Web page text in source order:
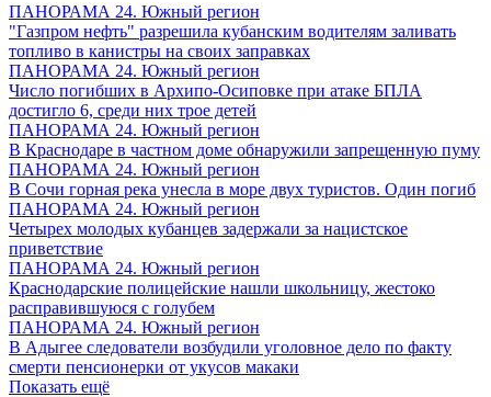
ПАНОРАМА 24. Южный регион
"Газпром нефть" разрешила кубанским водителям заливать
топливо в канистры на своих заправках
ПАНОРАМА 24. Южный регион
Число погибших в Архипо-Осиповке при атаке БПЛА
достигло 6, среди них трое детей
ПАНОРАМА 24. Южный регион
В Краснодаре в частном доме обнаружили запрещенную пуму
ПАНОРАМА 24. Южный регион
В Сочи горная река унесла в море двух туристов. Один погиб
ПАНОРАМА 24. Южный регион
Четырех молодых кубанцев задержали за нацистское
приветствие
ПАНОРАМА 24. Южный регион
Краснодарские полицейские нашли школьницу, жестоко
расправившуюся с голубем
ПАНОРАМА 24. Южный регион
В Адыгее следователи возбудили уголовное дело по факту
смерти пенсионерки от укусов макаки
Показать ещё